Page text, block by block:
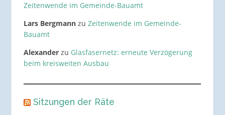
Zeitenwende im Gemeinde-Bauamt
Lars Bergmannzu Zeitenwende im Gemeinde-
Bauamt
Alexanderzu Glasfasernetz: erneute Verzögerung
beim kreisweiten Ausbau
Sitzungen der Räte